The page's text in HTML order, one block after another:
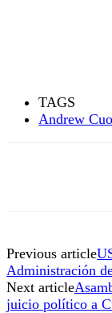
TAGS
Andrew
Previous article
Administración
Next article
juicio político a